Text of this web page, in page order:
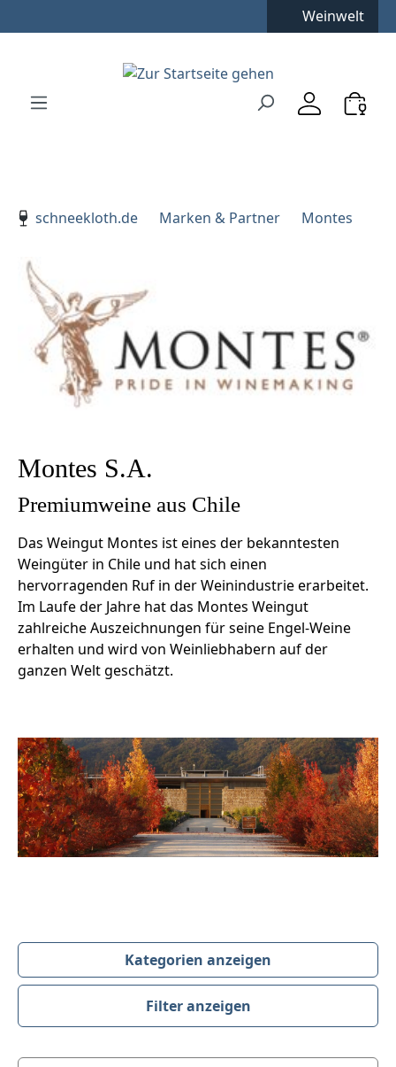
Zur Hauptnavigation springen
Weinwelt
schneekloth.de
Marken & Partner Montes
Montes S.A.
Premiumweine aus Chile
Das Weingut Montes ist eines der bekanntesten
Weingüter in Chile und hat sich einen
hervorragenden Ruf in der Weinindustrie erarbeitet.
Im Laufe der Jahre hat das Montes Weingut
zahlreiche Auszeichnungen für seine Engel-Weine
erhalten und wird von Weinliebhabern auf der
ganzen Welt geschätzt.
Kategorien anzeigen
Filter anzeigen
Produktübersicht